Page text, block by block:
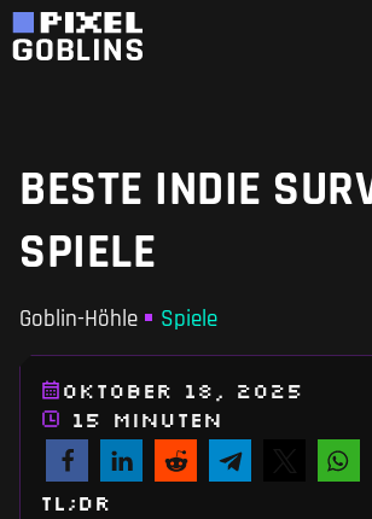
Zum
Inhalt
BESTE INDIE
SPIELE
Goblin-Höhle Spiele
TL;DR
Oktober 18, 2025
15 Minuten